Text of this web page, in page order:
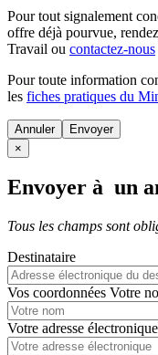
Pour tout signalement
offre déjà pourvue,
Travail ou contactez-nous
Pour toute information
les fiches pratiques du
Annuler
×
Envoyer à un
Tous les champs sont
Destinataire
Vos coordonnées Votre
Votre adresse électronique